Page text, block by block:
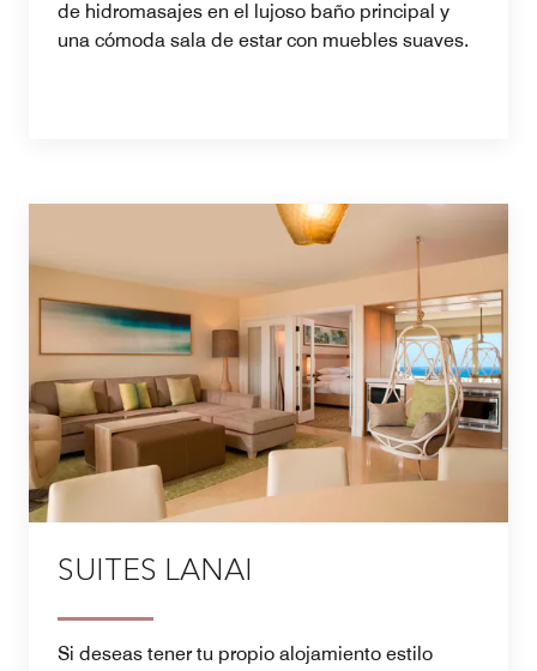
de hidromasajes en el lujoso baño principal y
una cómoda sala de estar con muebles suaves.
SUITES LANAI
Si deseas tener tu propio alojamiento estilo